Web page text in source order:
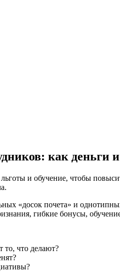
как деньги
и обучение, чтобы
«досок почета» и
гибкие бонусы,
то, что делают?